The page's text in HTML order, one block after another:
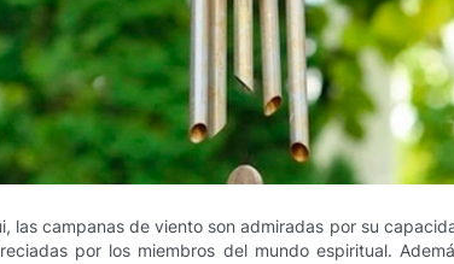
las campanas de viento son admiradas por su
por los miembros del mundo espiritual.